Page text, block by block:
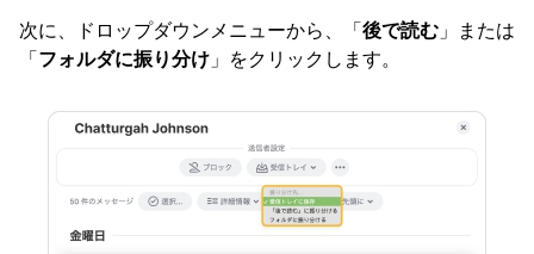
次に、ドロップダウンメニューから、「後で読む 」または
「フォルダに振り分け 」をクリックします。